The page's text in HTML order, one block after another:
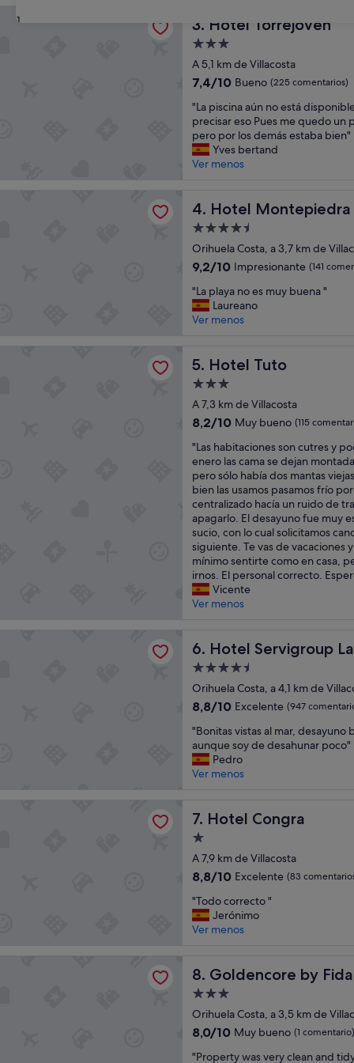
31 3. Hotel Torrejoven
Hotel Torrejoven
Alojamiento
de
3.0 estrellas
A 5,1 km de Villacosta
7.4
10,
Bueno,
(225 comentarios)
7,4/10 Bueno (225 comentarios)
"
L
a
p
i
a
a
ú
n
o
e
á
d
s
p
n
i
b
l
e
y
e
l
h
e
c
h
e
n
o
p
r
c
i
s
a
s
o
P
u
e
m
e
q
d
o
u
n
p
c
"La piscina aún no está
precisar eso Pues me quedo un
pero por los demás estaba bien"
Yves bertand
Ver menos
4. Hotel Montepiedra
Hotel Montepiedra
Alojamiento
de
4.5 estrellas
Orihuela Costa, a 3,7 km de
9.2
10,
Impresionante,
(141 comentarios)
9,2/10 Impresionante (141
"
L
a
a
a
n
o
s
m
u
y
b
u
e
n
a
"
"La playa no es muy buena "
Laureano
Ver menos
5. Hotel Tuto
Hotel Tuto
Alojamiento
de
3.0 estrellas
A 7,3 km de Villacosta
8.2
10,
Muy
bueno,
(115 comentarios)
8,2/10 Muy bueno (115
"
L
a
s
h
a
b
i
t
a
c
i
e
s
o
n
u
t
r
e
p
c
o
a
o
g
e
r
s
.
E
e
"Las habitaciones son cutres y
enero las cama se dejan
pero sólo había dos mantas
bien las usamos pasamos frío
centralizado hacía un ruido de
apagarlo. El desayuno fue muy
sucio, con lo cual solicitamos
siguiente. Te vas de vacaciones
mínimo sentirte como en casa,
irnos. El personal correcto.
Vicente
Ver menos
6. Hotel Servigroup
Hotel Servigroup La Zenia
Alojamiento
de
4.5 estrellas
Orihuela Costa, a 4,1 km de
8.8
10,
Excelente,
(947 comentarios)
8,8/10 Excelente (947
"
B
o
n
a
v
i
s
a
s
a
a
d
e
a
"Bonitas vistas al mar, desayuno
aunque soy de desahunar poco"
Pedro
Ver menos
7. Hotel Congra
Hotel Congra
Alojamiento
de
1.0 estrella
A 7,9 km de Villacosta
8.8
10,
Excelente,
(83 comentarios)
8,8/10 Excelente (83
"
T
o
c
r
e
t
"Todo correcto "
Jerónimo
Ver menos
8. Goldencore by
Goldencore by Fidalsa
Alojamiento
de
3.0 estrellas
Orihuela Costa, a 3,5 km de
8.0
10,
8,0/10 Muy bueno (1 comentario)
""Property was very clean and